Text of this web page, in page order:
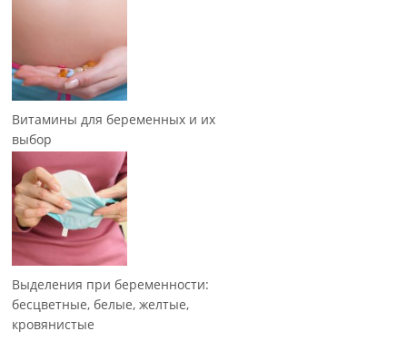
Витамины для беременных и их
выбор
Выделения при беременности:
бесцветные, белые, желтые,
кровянистые